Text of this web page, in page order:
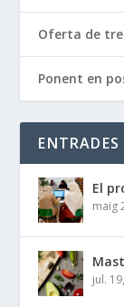
Oferta de
Ponent en
ENTRADES
El
maig
jul.